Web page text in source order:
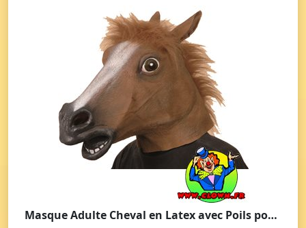
Masque Adulte Cheval en Latex avec Poils pour Déguisement